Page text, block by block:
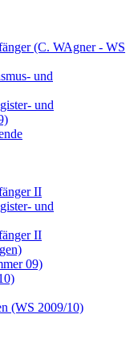
(C. WAgner - WS
und
und
II
und
II
09)
(WS 2009/10)